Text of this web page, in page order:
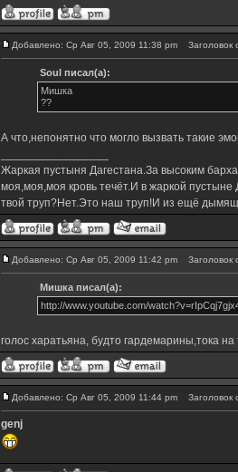
Добавлено: Ср Авг 05, 2009 11:38 pm Заголовок
Soul писал(а):
Мишка
??
А что,непонятно что могло вызвать такие
Жаркая пустыня Дагестана.За высоким
моя,моя,моя кровь течёт.И в жаркой
твой труп?Нет.Это наш труп!И из ещё
Добавлено: Ср Авг 05, 2009 11:42 pm Заголовок
Мишка писал(а):
http://www.youtube.com/
голос харатьяна, будто гардемарины,тока
Добавлено: Ср Авг 05, 2009 11:44 pm Заголовок
genj